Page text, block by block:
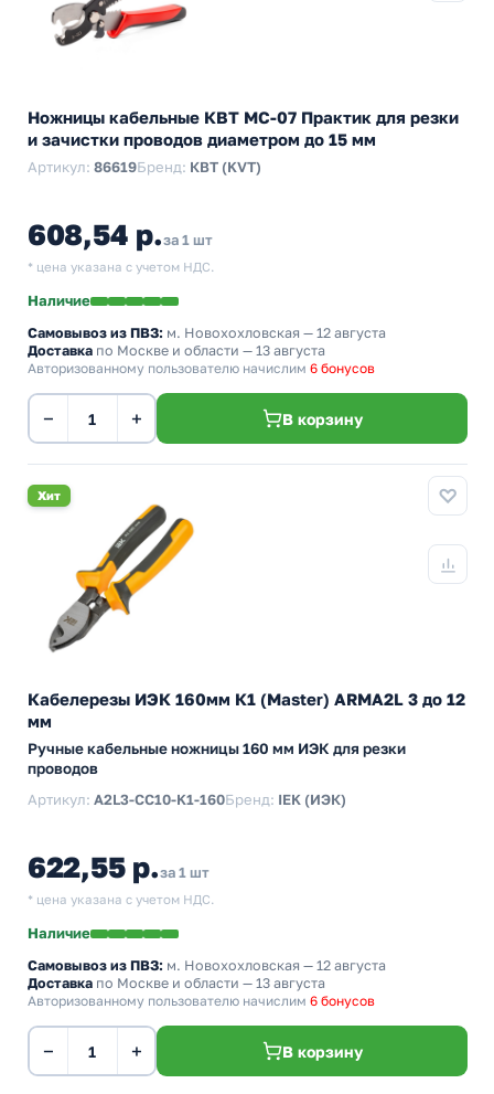
Ножницы кабельные КВТ MC-07 Практик для резки
и зачистки проводов диаметром до 15 мм
Артикул: 86619Бренд: КВТ (KVT)
608,54 р.за 1 шт
* цена указана с учетом НДС.
Наличие
Самовывоз из ПВЗ: м. Новохохловская — 12 августа
Доставка по Москве и области — 13 августа
Авторизованному пользователю начислим 6 бонусов
− + В корзину
Хит
Кабелерезы ИЭК 160мм К1 (Master) ARMA2L 3 до 12
мм
Ручные кабельные ножницы 160 мм ИЭК для резки
проводов
Артикул: A2L3-CC10-K1-160Бренд: IEK (ИЭК)
622,55 р.за 1 шт
* цена указана с учетом НДС.
Наличие
Самовывоз из ПВЗ: м. Новохохловская — 12 августа
Доставка по Москве и области — 13 августа
Авторизованному пользователю начислим 6 бонусов
− + В корзину